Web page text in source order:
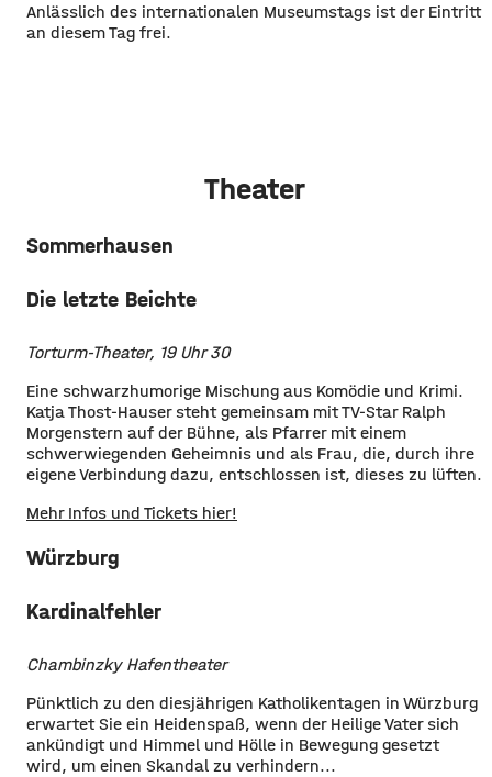
Anlässlich des internationalen Museumstags ist der Eintritt
an diesem Tag frei.
Theater
Sommerhausen
Die letzte Beichte
Torturm-Theater, 19 Uhr 30
Eine schwarzhumorige Mischung aus Komödie und Krimi.
Katja Thost-Hauser steht gemeinsam mit TV-Star Ralph
Morgenstern auf der Bühne, als Pfarrer mit einem
schwerwiegenden Geheimnis und als Frau, die, durch ihre
eigene Verbindung dazu, entschlossen ist, dieses zu lüften.
Mehr Infos und Tickets hier!
Würzburg
Kardinalfehler
Chambinzky Hafentheater
Pünktlich zu den diesjährigen Katholikentagen in Würzburg
erwartet Sie ein Heidenspaß, wenn der Heilige Vater sich
ankündigt und Himmel und Hölle in Bewegung gesetzt
wird, um einen Skandal zu verhindern...